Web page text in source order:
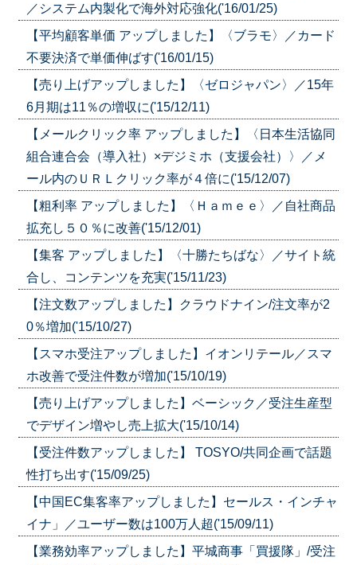
／システム内製化で海外対応強化('16/01/25)
【平均顧客単価 アップしました】〈ブラモ〉／カード
不要決済で単価伸ばす('16/01/15)
【売り上げアップしました】〈ゼロジャパン〉／15年
6月期は11％の増収に('15/12/11)
【メールクリック率 アップしました】〈日本生活協同
組合連合会（導入社）×デジミホ（支援会社）〉／メ
ール内のＵＲＬクリック率が４倍に('15/12/07)
【粗利率 アップしました】〈Ｈａｍｅｅ〉／自社商品
拡充し５０％に改善('15/12/01)
【集客 アップしました】〈十勝たちばな〉／サイト統
合し、コンテンツを充実('15/11/23)
【注文数アップしました】クラウドナイン/注文率が2
0％増加('15/10/27)
【スマホ受注アップしました】イオンリテール／スマ
ホ改善で受注件数が増加('15/10/19)
【売り上げアップしました】ベーシック／受注生産型
でデザイン増やし売上拡大('15/10/14)
【受注件数アップしました】 TOSYO/共同企画で話題
性打ち出す('15/09/25)
【中国EC集客率アップしました】セールス・インチャ
イナ」／ユーザー数は100万人超('15/09/11)
【業務効率アップしました】平城商事「買援隊」/受注